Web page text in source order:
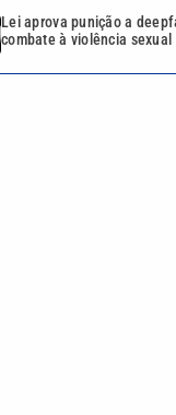
Lei aprova punição a
combate à violência